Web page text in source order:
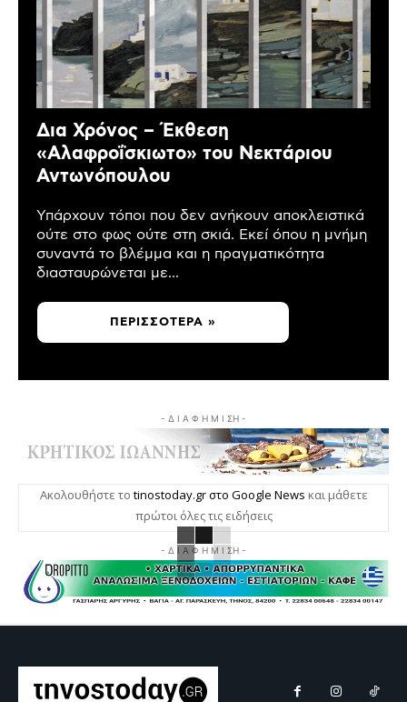
Δια Χρόνος – Έκθεση
«Αλαφροΐσκιωτο» του Νεκτάριου
Αντωνόπουλου
Υπάρχουν τόποι που δεν ανήκουν αποκλειστικά
ούτε στο φως ούτε στη σκιά. Εκεί όπου η μνήμη
συναντά το βλέμμα και η πραγματικότητα
διασταυρώνεται με...
ΠΕΡΙΣΣΌΤΕΡΑ »
- Δ Ι Α Φ Η Μ Ι ΣΗ -
Ακολουθήστε το tinostoday.gr στο Google News και μάθετε
πρώτοι όλες τις ειδήσεις
- Δ Ι Α Φ Η Μ Ι ΣΗ -